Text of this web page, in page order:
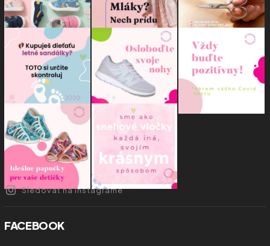
Sledovať na Instagrame
FACEBOOK